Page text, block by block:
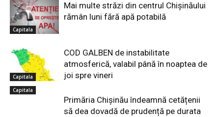
Capitala
Mai multe străzi din centrul Chișinăului
rămân luni fără apă potabilă
Capitala
COD GALBEN de instabilitate
atmosferică, valabil până în noaptea de
joi spre vineri
Capitala
Primăria Chișinău îndeamnă cetățenii
să dea dovadă de prudență pe durata